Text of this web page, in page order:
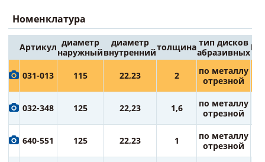
Номенклатура
Артикул диаметр
наружный
диаметр
внутреннийтолщина тип дисков
абразивных
031-013 115 22,23 2
по металлу
отрезной
032-348 125 22,23 1,6
по металлу
отрезной
640-551 125 22,23 1
по металлу
отрезной